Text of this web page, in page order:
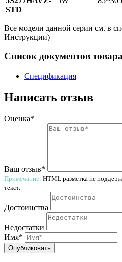
STD
Все модели данной серии см. в
Инструкции)
Список документов
Спецификация
Написать отзыв
Оценка*
Ваш отзыв*
Примечание: HTML разметка не
текст.
Достоинства
Недостатки
Имя*
Опубликовать